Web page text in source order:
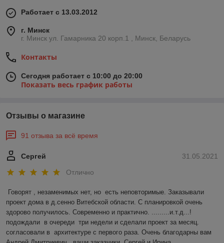
Работает с 13.03.2012
г. Минск
г. Минск ул. Гамарника 20 корп.1 , Минск, Беларусь
Контакты
Сегодня работает с 10:00 до 20:00
Показать весь график работы
Отзывы о магазине
91 отзыва за всё время
31.05.2021
Сергей
Отлично
Говорят , незаменимых нет, но  есть неповторимые. Заказывали
проект дома в д.сенно Витебской области. С планировкой очень
здорово получилось. Современно и практично. .........и.т.д...!
подождали  в очереди  три недели и сделали проект за месяц.
согласовали в  архитектуре с первого раза. Очень благодарны вам